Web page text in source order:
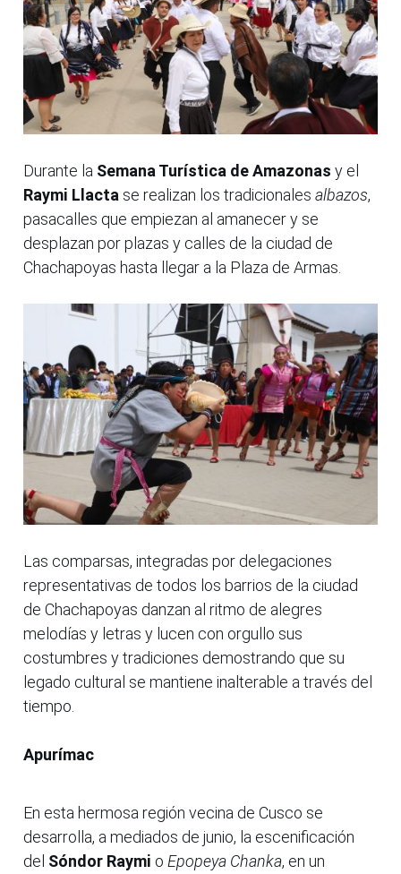
Durante la Semana Turística de Amazonas y el
Raymi Llacta se realizan los tradicionales albazos,
pasacalles que empiezan al amanecer y se
desplazan por plazas y calles de la ciudad de
Chachapoyas hasta llegar a la Plaza de Armas.
Las comparsas, integradas por delegaciones
representativas de todos los barrios de la ciudad
de Chachapoyas danzan al ritmo de alegres
melodías y letras y lucen con orgullo sus
costumbres y tradiciones demostrando que su
legado cultural se mantiene inalterable a través del
tiempo.
Apurímac
En esta hermosa región vecina de Cusco se
desarrolla, a mediados de junio, la escenificación
del Sóndor Raymi o Epopeya Chanka, en un